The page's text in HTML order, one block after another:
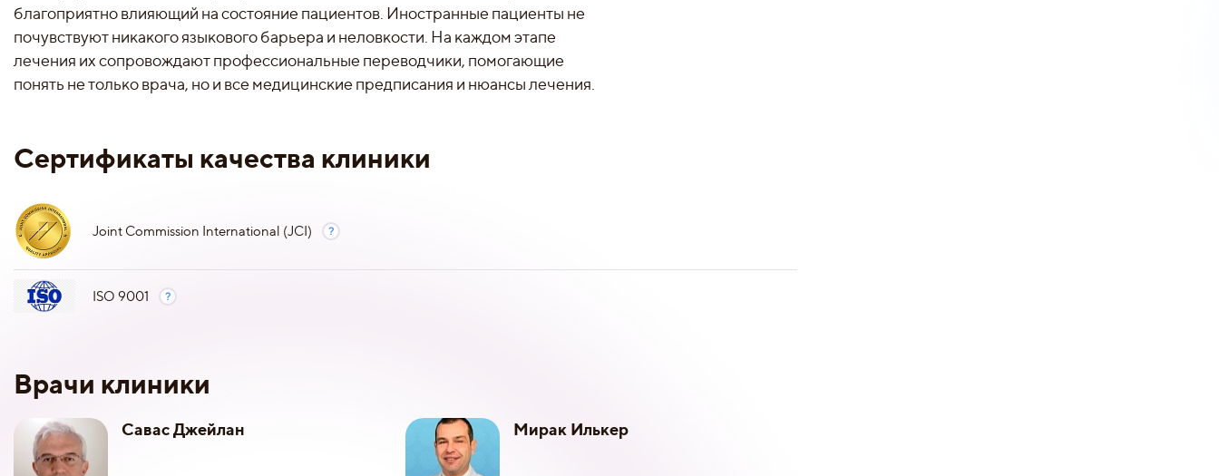
благоприятно влияющий на состояние пациентов. Иностранные пациенты не
почувствуют никакого языкового барьера и неловкости. На каждом этапе
лечения их сопровождают профессиональные переводчики, помогающие
понять не только врача, но и все медицинские предписания и нюансы лечения.
Сертификаты качества клиники
Joint Commission International (JCI)
ISO 9001
Врачи клиники
Савас Джейлан Мирак Илькер